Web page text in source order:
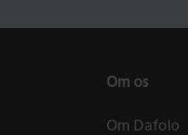
Om os
Om Dafolo